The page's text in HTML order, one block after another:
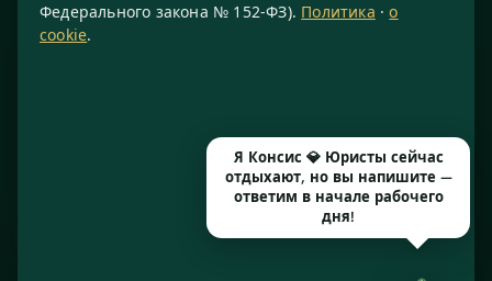
Благодарности
Москва, Варшавское шоссе, д. 1А, помещение 14/7
Федерального закона № 152-ФЗ). Политика ·о
cookie.
Я Консис 💎 Юристы сейчас
отдыхают, но вы напишите —
ответим в начале рабочего
дня!